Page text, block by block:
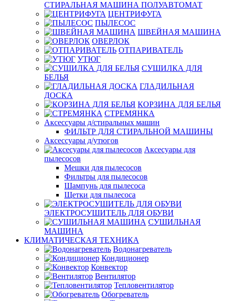
СТИРАЛЬНАЯ МАШИНА ПОЛУАВТОМАТ
ЦЕНТРИФУГА
ПЫЛЕСОС
ШВЕЙНАЯ МАШИНА
ОВЕРЛОК
ОТПАРИВАТЕЛЬ
УТЮГ
СУШИЛКА ДЛЯ
БЕЛЬЯ
ГЛАДИЛЬНАЯ
ДОСКА
КОРЗИНА ДЛЯ БЕЛЬЯ
СТРЕМЯНКА
Аксессуары д/стиральных машин
ФИЛЬТР ДЛЯ СТИРАЛЬНОЙ МАШИНЫ
Аксессуары д/утюгов
Аксесуары для
пылесосов
Мешки для пылесосов
Фильтры для пылесосов
Шампунь для пылесоса
Щетки для пылесоса
ЭЛЕКТРОСУШИТЕЛЬ ДЛЯ ОБУВИ
СУШИЛЬНАЯ
МАШИНА
КЛИМАТИЧЕСКАЯ ТЕХНИКА
Водонагреватель
Кондиционер
Конвектор
Вентилятор
Тепловентилятор
Обогреватель